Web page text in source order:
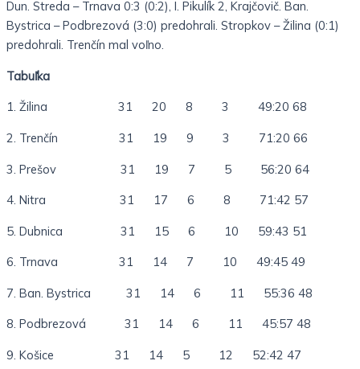
Dun. Streda – Trnava 0:3 (0:2), I. Pikulík 2, Krajčovič. Ban.
Bystrica – Podbrezová (3:0) predohrali. Stropkov – Žilina (0:1)
predohrali. Trenčín mal voľno.
Tabuľka
1. Žilina 31 20 8 3 49:20 68
2. Trenčín 31 19 9 3 71:20 66
3. Prešov 31 19 7 5 56:20 64
4. Nitra 31 17 6 8 71:42 57
5. Dubnica 31 15 6 10 59:43 51
6. Trnava 31 14 7 10 49:45 49
7. Ban. Bystrica 31 14 6 11 55:36 48
8. Podbrezová 31 14 6 11 45:57 48
9. Košice 31 14 5 12 52:42 47